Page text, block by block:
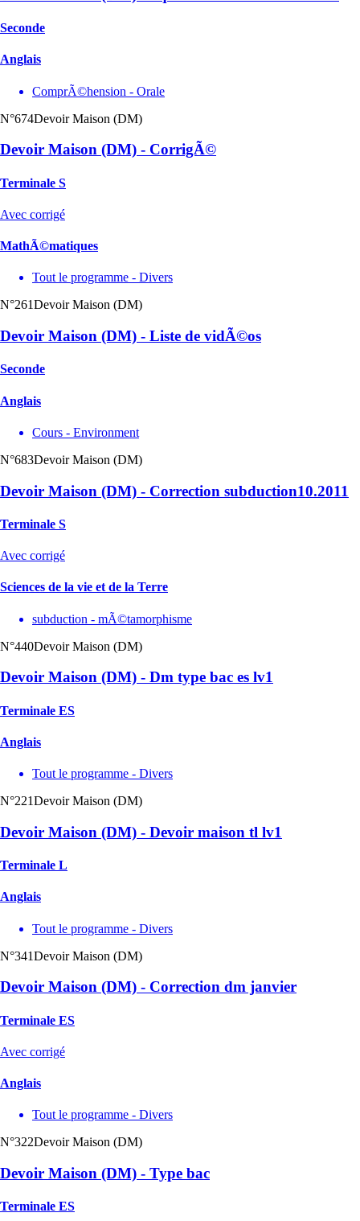
Seconde
Anglais
ComprÃ©hension - Orale
N°674Devoir Maison (DM)
Devoir Maison (DM) - CorrigÃ©
Terminale S
Avec corrigé
MathÃ©matiques
Tout le programme - Divers
N°261Devoir Maison (DM)
Devoir Maison (DM) - Liste de vidÃ©os
Seconde
Anglais
Cours - Environment
N°683Devoir Maison (DM)
Devoir Maison (DM) - Correction subduction10.2011
Terminale S
Avec corrigé
Sciences de la vie et de la Terre
subduction - mÃ©tamorphisme
N°440Devoir Maison (DM)
Devoir Maison (DM) - Dm type bac es lv1
Terminale ES
Anglais
Tout le programme - Divers
N°221Devoir Maison (DM)
Devoir Maison (DM) - Devoir maison tl lv1
Terminale L
Anglais
Tout le programme - Divers
N°341Devoir Maison (DM)
Devoir Maison (DM) - Correction dm janvier
Terminale ES
Avec corrigé
Anglais
Tout le programme - Divers
N°322Devoir Maison (DM)
Devoir Maison (DM) - Type bac
Terminale ES